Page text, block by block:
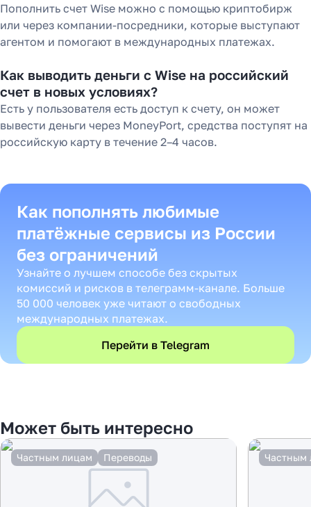
Пополнить счет Wise можно с помощью криптобирж
или через компании-посредники, которые выступают
агентом и помогают в международных платежах.
Как выводить деньги с Wise на российский
счет в новых условиях?
Есть у пользователя есть доступ к счету, он может
вывести деньги через MoneyPort, средства поступят на
российскую карту в течение 2–4 часов.
Как пополнять любимые
платёжные сервисы из России
без ограничений
Узнайте о лучшем способе без скрытых
комиссий и рисков в телеграмм-канале. Больше
50 000 человек уже читают о свободных
международных платежах.
Перейти в Telegram
Может быть интересно
Частным лицам Переводы Частным